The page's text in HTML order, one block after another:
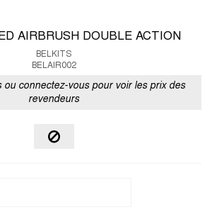
AIRBRUSH DOUBLE ACTION
BELKITS
BELAIR002
ou connectez-vous pour voir les prix des
revendeurs